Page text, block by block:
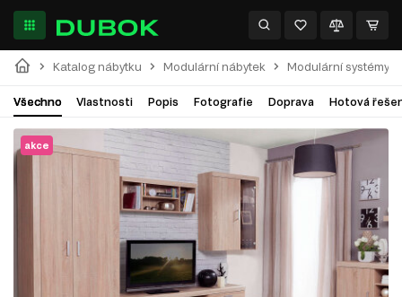
Katalog nábytku Modulární nábytek Modulární systémy
Všechno Vlastnosti Popis Fotografie Doprava Hotová
akce